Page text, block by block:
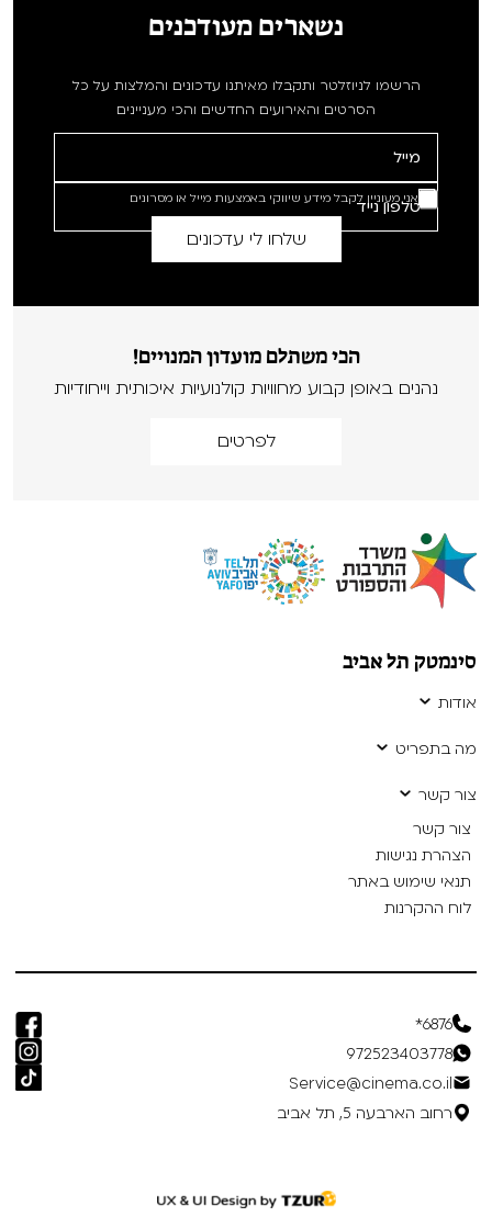
נשארים מעודכנים
הרשמו לניוזלטר ותקבלו מאיתנו עדכונים והמלצות על כל
הסרטים והאירועים החדשים והכי מעניינים
אני מעוניין לקבל מידע שיווקי באמצעות מייל או מסרונים
הכי משתלם מועדון המנויים!
נהנים באופן קבוע מחוויות קולנועיות איכותית וייחודיות
לפרטים
סינמטק תל אביב
אודות
מה בתפריט
צור קשר
צור קשר
הצהרת נגישות
תנאי שימוש באתר
לוח ההקרנות
6876*
972523403778
Service@cinema.co.il
רחוב הארבעה 5, תל אביב